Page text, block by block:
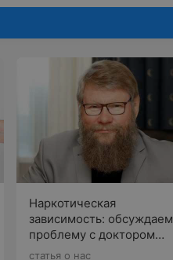
Наркотическая
зависимость: обсуждаем
проблему с доктором
Сайковым
статья о нас